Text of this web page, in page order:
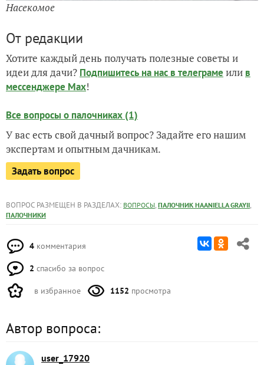
Насекомое
От редакции
Хотите каждый день получать полезные советы и
идеи для дачи? Подпишитесь на нас в телеграме или в
мессенджере Max!
Все вопросы о палочниках (1)
У вас есть свой дачный вопрос? Задайте его нашим
экспертам и опытным дачникам.
Задать вопрос
ВОПРОС РАЗМЕЩЕН В РАЗДЕЛАХ: ВОПРОСЫ, ПАЛОЧНИК HAANIELLA GRAYII,
ПАЛОЧНИКИ
4 комментария
2 спасибо за вопрос
в избранное 1152 просмотра
Автор вопроса:
user_17920